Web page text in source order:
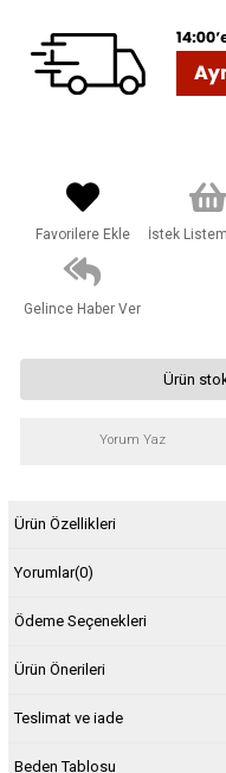
Favorilere Ekle İstek
Gelince Haber Ver
Ürün
Yorum Yaz
Ürün Özellikleri
Yorumlar(0)
Ödeme Seçenekleri
Ürün Önerileri
Teslimat ve iade
Beden Tablosu